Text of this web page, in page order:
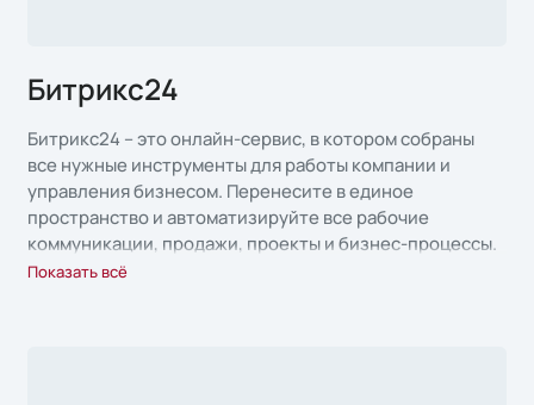
CRM-система: Управление взаимоотношениями с клиентами,
включая ведение базы контактов, историю взаимодействий и
автоматизацию продаж.
Битрикс24
Битрикс24 – это онлайн-сервис, в котором собраны
все нужные инструменты для работы компании и
управления бизнесом. Перенесите в единое
пространство и автоматизируйте все рабочие
коммуникации, продажи, проекты и бизнес-процессы.
Показать всё